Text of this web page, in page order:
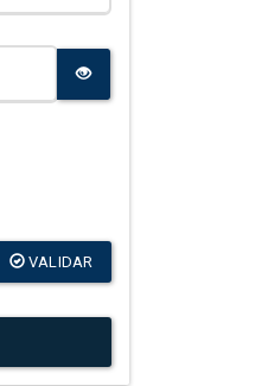
VALIDAR